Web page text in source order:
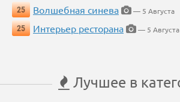
25
Волшебная синева
— 5 Августа
25
Интерьер ресторана — 5 Августа
Лучшее в